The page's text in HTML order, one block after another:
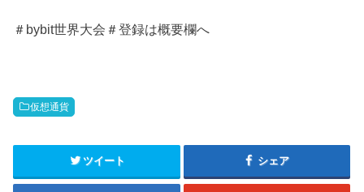
＃bybit世界大会＃登録は概要欄へ
仮想通貨
ツイート シェア